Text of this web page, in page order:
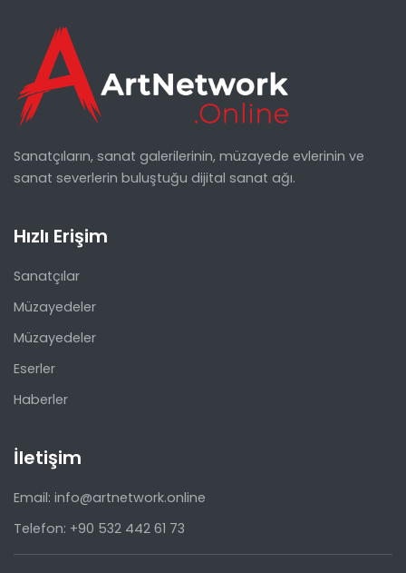
Sanatçıların, sanat galerilerinin, müzayede evlerinin ve
sanat severlerin buluştuğu dijital sanat ağı.
Hızlı Erişim
Sanatçılar
Müzayedeler
Müzayedeler
Eserler
Haberler
İletişim
Email: info@artnetwork.online
Telefon: +90 532 442 61 73